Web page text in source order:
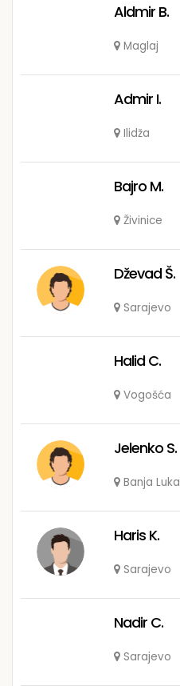
Aldmir B.
Maglaj
Admir I.
Ilidža
Bajro M.
Živinice
Dževad Š.
Sarajevo
Halid C.
Vogošća
Jelenko S.
Banja Luka
Haris K.
Sarajevo
Nadir C.
Sarajevo